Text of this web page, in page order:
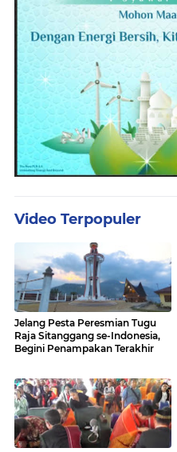
Video Terpopuler
Jelang Pesta Peresmian Tugu
Raja Sitanggang se-Indonesia,
Begini Penampakan Terakhir